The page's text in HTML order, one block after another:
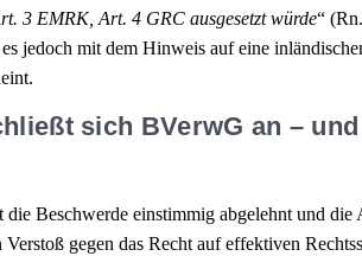
3 EMRK, Art. 4 GRC ausgesetzt würde“
jedoch mit dem Hinweis auf eine
sich BVerwG an –
Beschwerde einstimmig abgelehnt und die
Verstoß gegen das Recht auf effektiven